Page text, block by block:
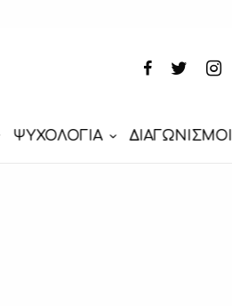
ΨΥΧΟΛΟΓΙΑ ΔΙΑΓΩΝΙΣΜΟΙ